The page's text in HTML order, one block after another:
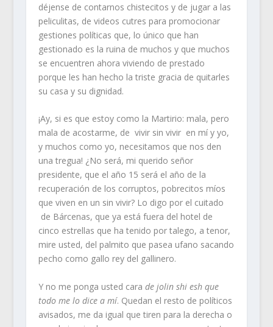
déjense de contarnos chistecitos y de jugar a las
peliculitas, de videos cutres para promocionar
gestiones políticas que, lo único que han
gestionado es la ruina de muchos y que muchos
se encuentren ahora viviendo de prestado
porque les han hecho la triste gracia de quitarles
su casa y su dignidad.
¡Ay, si es que estoy como la Martirio: mala, pero
mala de acostarme, de vivir sin vivir en mí y yo,
y muchos como yo, necesitamos que nos den
una tregua! ¿No será, mi querido señor
presidente, que el año 15 será el año de la
recuperación de los corruptos, pobrecitos míos
que viven en un sin vivir? Lo digo por el cuitado
de Bárcenas, que ya está fuera del hotel de
cinco estrellas que ha tenido por talego, a tenor,
mire usted, del palmito que pasea ufano sacando
pecho como gallo rey del gallinero.
Y no me ponga usted cara de jolin shi esh que
todo me lo dice a mí. Quedan el resto de políticos
avisados, me da igual que tiren para la derecha o